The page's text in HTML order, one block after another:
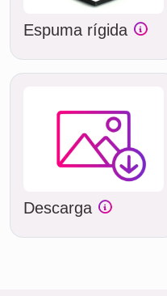
Espuma rígida
Descarga